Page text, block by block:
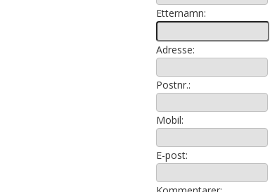
Etternamn:
Adresse:
Postnr.:
Mobil:
E-post: